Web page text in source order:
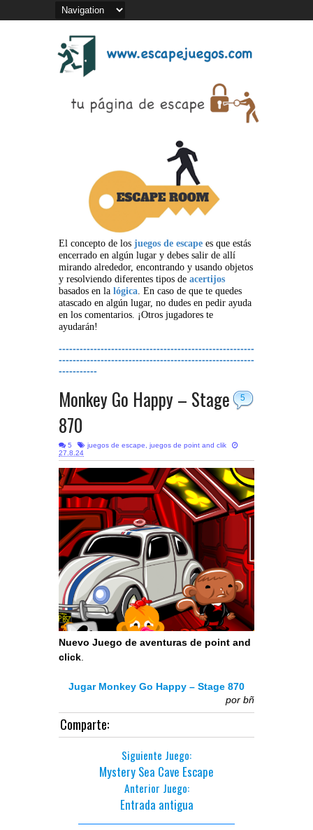
El concepto de los juegos de escape es que estás
encerrado en algún lugar y debes salir de allí
mirando alrededor, encontrando y usando objetos
y resolviendo diferentes tipos de acertijos
basados en la lógica. En caso de que te quedes
atascado en algún lugar, no dudes en pedir ayuda
en los comentarios. ¡Otros jugadores te
ayudarán!
--------------------------------------------------------
--------------------------------------------------------
-----------
5
Monkey Go Happy – Stage
870
5 juegos de escape, juegos de point and clik
27.8.24
Nuevo Juego de aventuras de point and
click
Jugar Monkey Go Happy – Stage 870
por bñ
Comparte:
Siguiente Juego:
Mystery Sea Cave Escape
Anterior Juego:
Entrada antigua